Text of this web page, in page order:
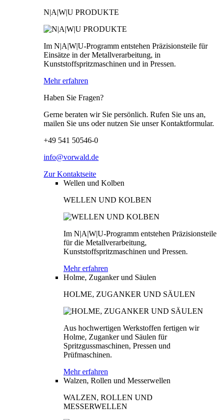
N|A|W|U PRODUKTE
Im N|A|W|U-Programm entstehen Präzisionsteile für
Einsätze in der Metallverarbeitung, in
Kunststoffspritzmaschinen und in Pressen.
Mehr erfahren
Haben Sie Fragen?
Gerne beraten wir Sie persönlich. Rufen Sie uns an,
mailen Sie uns oder nutzen Sie unser Kontaktformular.
+49 541 50546-0
info@vorwald.de
Zur Kontaktseite
Wellen und Kolben
WELLEN UND KOLBEN
Im N|A|W|U-Programm entstehen Präzisionsteile
für die Metallverarbeitung,
Kunststoffspritzmaschinen und Pressen.
Mehr erfahren
Holme, Zuganker und Säulen
HOLME, ZUGANKER UND SÄULEN
Aus hochwertigen Werkstoffen fertigen wir
Holme, Zuganker und Säulen für
Spritzgussmaschinen, Pressen und
Prüfmaschinen.
Mehr erfahren
Walzen, Rollen und Messerwellen
WALZEN, ROLLEN UND
MESSERWELLEN